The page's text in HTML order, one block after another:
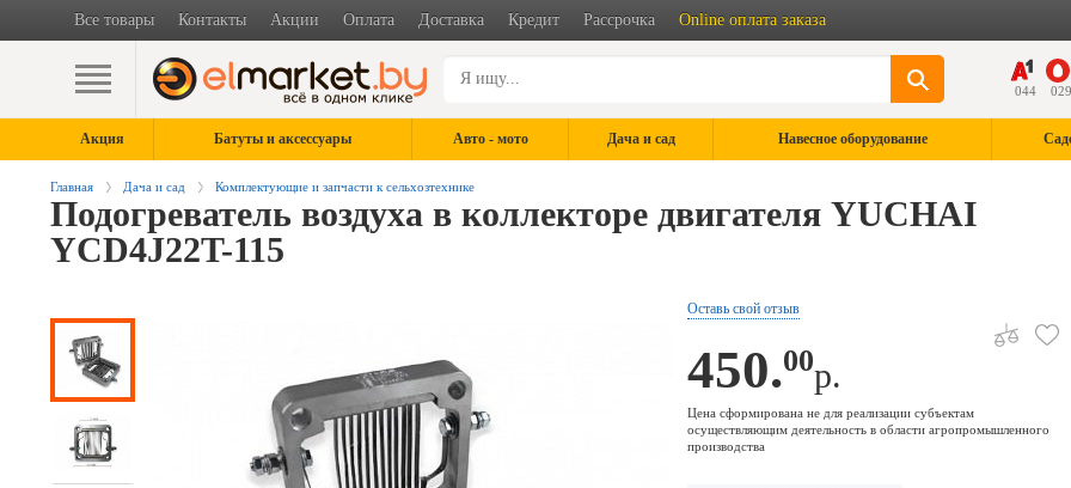
Все товары Контакты Акции Оплата Доставка Кредит Рассрочка Online оплата заказа
044 029
Акция Батуты и аксессуары Авто - мото Дача и сад Навесное оборудование
Главная Дача и сад Комплектующие и запчасти к сельхозтехнике
Подогреватель воздуха в коллекторе двигателя YUCHAI
YCD4J22T-115
Оставь свой отзыв
450.00р.
Цена сформирована не для реализации субъектам
осуществляющим деятельность в области агропромышленного
производства